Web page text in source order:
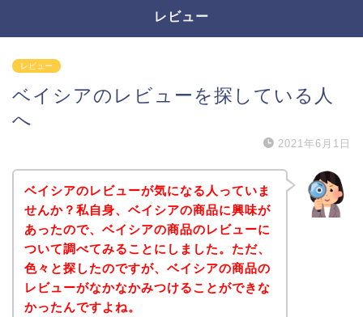
レビュー
レビュー
ベイシアのレビューを探している人
へ
2021年6月1日
ベイシアのレビューが気になる人っていま
せんか？私自身、ベイシアの商品に興味が
あったので、ベイシアの商品のレビューに
ついて調べてみることにしました。ただ、
色々と探したのですが、ベイシアの商品の
レビューがなかなかみつけることができな
かったんですよね。